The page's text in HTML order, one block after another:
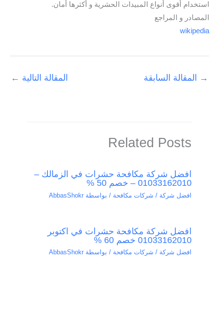
استخدام أقوى أنواع المبيدات الحشرية و أكثرها أمان.
المصادر و المراجع
wikipedia
→ المقالة السابقة المقالة التالية ←
Related Posts
افضل شركة مكافحة حشرات في الزمالك –
01033162010 – خصم 50 %
افضل شركة / شركات مكافحة / بواسطة AbbasShokr
افضل شركة مكافحة حشرات في اكتوبر
01033162010 خصم 60 %
افضل شركة / شركات مكافحة / بواسطة AbbasShokr